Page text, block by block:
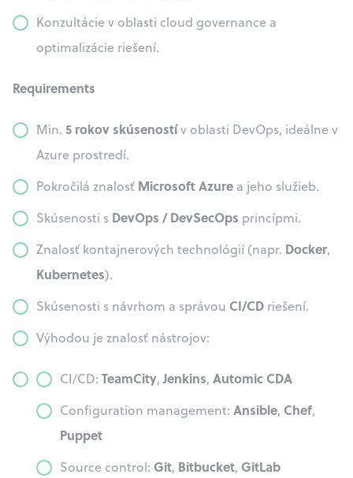
Konzultácie v oblasti cloud governance a
optimalizácie riešení.
Requirements
Min. 5 rokov skúsenostív oblasti DevOps, ideálne v
Azure prostredí.
Pokročilá znalosť Microsoft Azure a jeho služieb.
Skúsenosti s DevOps / DevSecOps princípmi.
Znalosť kontajnerových technológií (napr. Docker,
Kubernetes).
Skúsenosti s návrhom a správou CI/CD riešení.
Výhodou je znalosť nástrojov:
CI/CD: TeamCity,Jenkins, Automic CDA
Configuration management: Ansible, Chef,
Puppet
Source control: Git, Bitbucket, GitLab